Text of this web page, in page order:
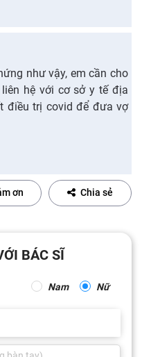
như vậy, em cần cho
hệ với cơ sở y tế địa
điều trị covid để đưa vợ
ơn Chia sẻ
BÁC SĨ
Nam Nữ